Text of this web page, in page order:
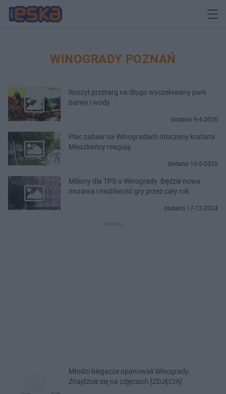
WINOGRADY POZNAŃ
Ruszył przetarg na długo wyczekiwany park
barwy i wody
dodano 9-4-2026
Plac zabaw na Winogradach otoczony kratami.
Mieszkańcy reagują
dodano 15-5-2025
Miliony dla TPS-u Winogrady. Będzie nowa
murawa i możliwość gry przez cały rok
dodano 17-12-2024
Młodzi biegacze opanowali Winogrady.
Znajdźcie się na zdjęciach [ZDJĘCIA]